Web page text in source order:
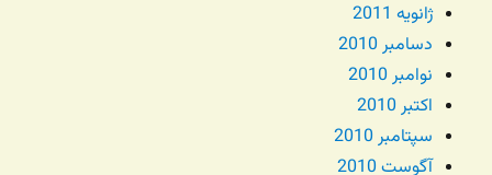
ژانویه 2011
دسامبر 2010
نوامبر 2010
اکتبر 2010
سپتامبر 2010
آگوست 2010